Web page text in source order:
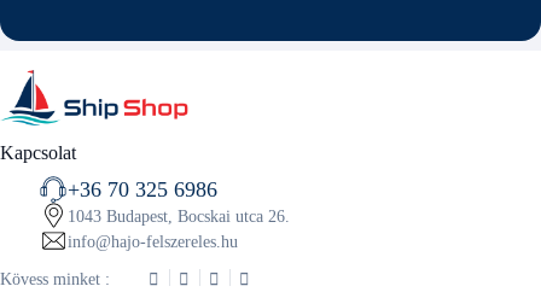
Kapcsolat
+36 70 325 6986
1043 Budapest, Bocskai utca 26.
info@hajo-felszereles.hu
Kövess minket :